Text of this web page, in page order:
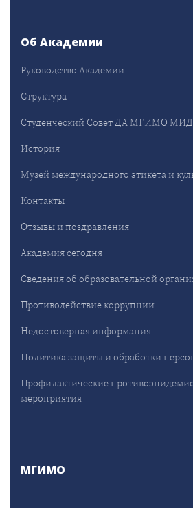
Об Академии
Руководство Академии
Структура
Студенческий Совет ДА МГИМО
История
Музей международного этикета и
Контакты
Отзывы и поздравления
Академия сегодня
Сведения об образовательной
Противодействие коррупции
Недостоверная информация
Политика защиты и обработки
Профилактические
мероприятия
МГИМО